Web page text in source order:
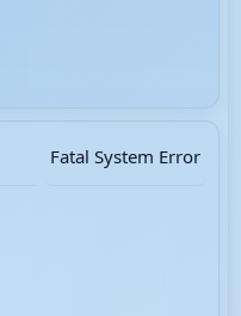
Fatal System Error